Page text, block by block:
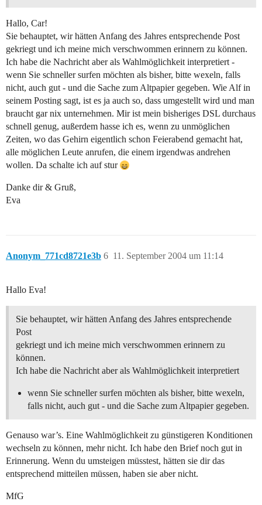
Hallo, Car!
Sie behauptet, wir hätten Anfang des Jahres entsprechende Post
gekriegt und ich meine mich verschwommen erinnern zu können.
Ich habe die Nachricht aber als Wahlmöglichkeit interpretiert -
wenn Sie schneller surfen möchten als bisher, bitte wexeln, falls
nicht, auch gut - und die Sache zum Altpapier gegeben. Wie Alf in
seinem Posting sagt, ist es ja auch so, dass umgestellt wird und man
braucht gar nix unternehmen. Mir ist mein bisheriges DSL durchaus
schnell genug, außerdem hasse ich es, wenn zu unmöglichen
Zeiten, wo das Gehirn eigentlich schon Feierabend gemacht hat,
alle möglichen Leute anrufen, die einem irgendwas andrehen
wollen. Da schalte ich auf stur
Danke dir & Gruß,
Eva
Anonym_771cd8721e3b 11. September 2004 um 11:14
6
Hallo Eva!
Sie behauptet, wir hätten Anfang des Jahres entsprechende
Post
gekriegt und ich meine mich verschwommen erinnern zu
können.
Ich habe die Nachricht aber als Wahlmöglichkeit interpretiert
wenn Sie schneller surfen möchten als bisher, bitte wexeln,
falls nicht, auch gut - und die Sache zum Altpapier gegeben.
Genauso war’s. Eine Wahlmöglichkeit zu günstigeren Konditionen
wechseln zu können, mehr nicht. Ich habe den Brief noch gut in
Erinnerung. Wenn du umsteigen müsstest, hätten sie dir das
entsprechend mitteilen müssen, haben sie aber nicht.
MfG